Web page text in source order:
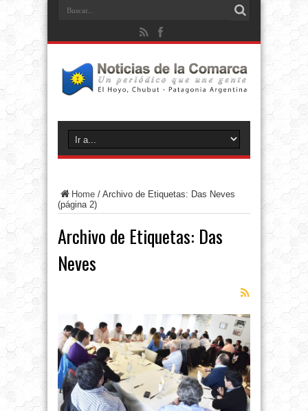
Home / Archivo de Etiquetas: Das Neves
(página 2)
Archivo de Etiquetas: Das
Neves